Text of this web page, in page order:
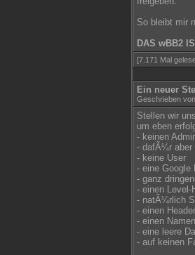
So bleibt mir
DAS wBB2
[7.171 Mal
Ein neuer
Geschrieben von
Stellen wir
um eben
- keinen
- dafÃ¼r aber
- keine User
- eine Google
- ganz
- einen Level-
- natÃ¼rlich
- einen
- einen
- eine leere
- auf keinen